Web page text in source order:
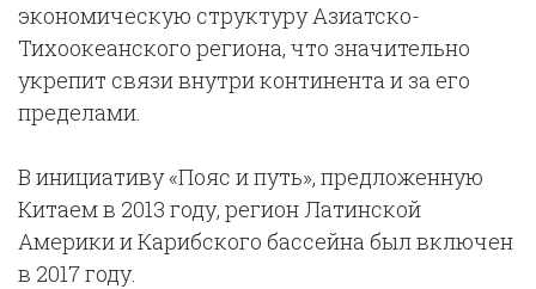
экономическую структуру Азиатско-
Тихоокеанского региона, что значительно
укрепит связи внутри континента и за его
пределами.
В инициативу «Пояс и путь», предложенную
Китаем в 2013 году, регион Латинской
Америки и Карибского бассейна был включен
в 2017 году.